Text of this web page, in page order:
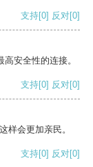
支持[0] 反对[0]
安全性的连接。
支持[0] 反对[0]
样会更加亲民。
支持[0] 反对[0]